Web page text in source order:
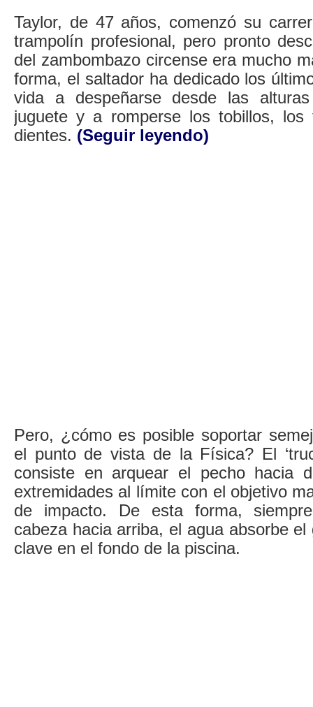
Taylor, de 47 años, comenzó su
trampolín profesional, pero pronto
del zambombazo circense era mucho
forma, el saltador ha dedicado los
vida a despeñarse desde las
juguete y a romperse los tobillos,
dientes. (Seguir leyendo)
Pero, ¿cómo es posible soportar
el punto de vista de la Física? El
consiste en arquear el pecho hacia
extremidades al límite con el objetivo
de impacto. De esta forma,
cabeza hacia arriba, el agua absorbe
clave en el fondo de la piscina.